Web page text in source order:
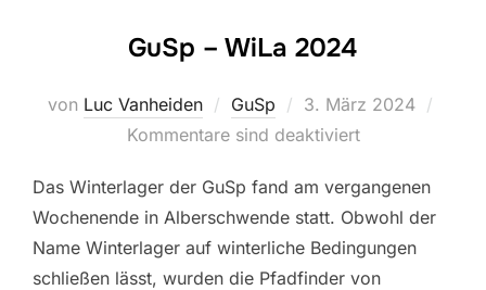
GuSp – WiLa 2024
von Luc Vanheiden GuSp
Veröffentlicht
am
3. März 2024
Kommentare sind deaktiviert
Das Winterlager der GuSp fand am vergangenen
Wochenende in Alberschwende statt. Obwohl der
Name Winterlager auf winterliche Bedingungen
schließen lässt, wurden die Pfadfinder von